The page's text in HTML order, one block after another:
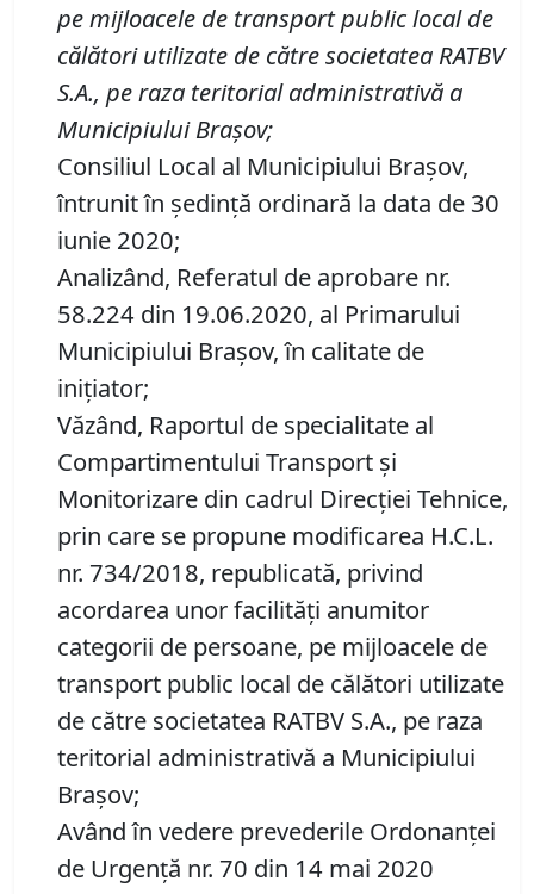
pe mijloacele de transport public local de
călători utilizate de către societatea RATBV
S.A., pe raza teritorial administrativă a
Municipiului Braşov;
Consiliul Local al Municipiului Brașov,
întrunit în ședință ordinară la data de 30
iunie 2020;
Analizând, Referatul de aprobare nr.
58.224 din 19.06.2020, al Primarului
Municipiului Braşov, în calitate de
iniţiator;
Văzând, Raportul de specialitate al
Compartimentului Transport și
Monitorizare din cadrul Direcţiei Tehnice,
prin care se propune modificarea H.C.L.
nr. 734/2018, republicată, privind
acordarea unor facilităţi anumitor
categorii de persoane, pe mijloacele de
transport public local de călători utilizate
de către societatea RATBV S.A., pe raza
teritorial administrativă a Municipiului
Braşov;
Având în vedere prevederile Ordonanţei
de Urgenţă nr. 70 din 14 mai 2020